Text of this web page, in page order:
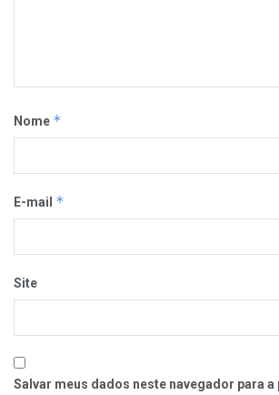
Nome *
E-mail *
Site
Salvar meus dados neste navegador para a